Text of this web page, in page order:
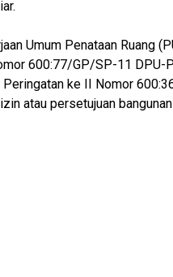
Umum Penataan Ruang
600:77/GP/SP-11 DPU-
ke II Nomor
atau persetujuan